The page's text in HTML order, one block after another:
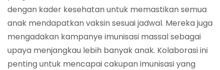
dengan kader kesehatan untuk memastikan semua
anak mendapatkan vaksin sesuai jadwal. Mereka juga
mengadakan kampanye imunisasi massal sebagai
upaya menjangkau lebih banyak anak. Kolaborasi ini
penting untuk mencapai cakupan imunisasi yang